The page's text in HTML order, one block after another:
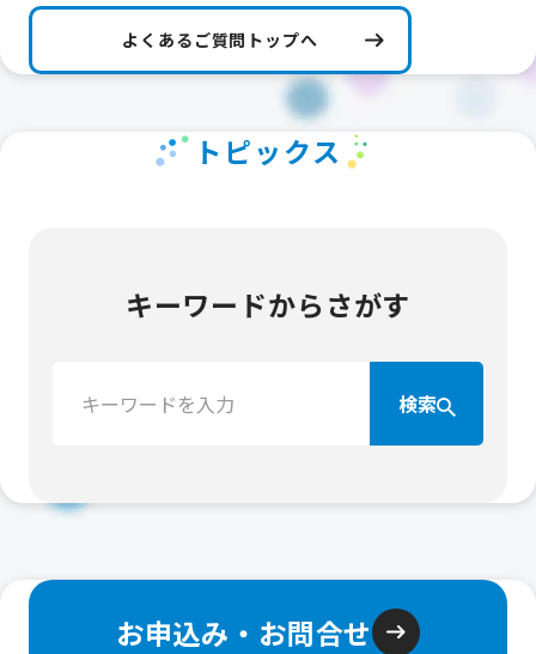
よくあるご質問トップへ
トピックス
キーワードからさがす
索：
検索
お申込み・お問合せ